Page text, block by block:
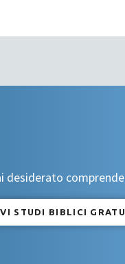
desiderato
STUDI BIBLICI